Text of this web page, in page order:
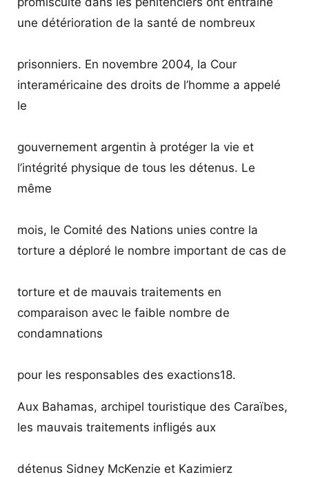
une détérioration de la santé de nombreux
prisonniers. En novembre 2004, la Cour
interaméricaine des droits de l’homme a appelé
le
gouvernement argentin à protéger la vie et
l’intégrité physique de tous les détenus. Le
même
mois, le Comité des Nations unies contre la
torture a déploré le nombre important de cas de
torture et de mauvais traitements en
comparaison avec le faible nombre de
condamnations
pour les responsables des exactions18.
Aux Bahamas, archipel touristique des Caraïbes,
les mauvais traitements infligés aux
détenus Sidney McKenzie et Kazimierz